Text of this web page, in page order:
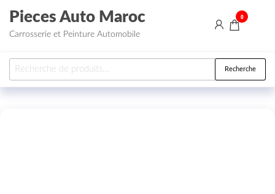
Aller au contenu
Pieces Auto Maroc
Carrosserie et Peinture Automobile
0
Recherche pour : Recherche